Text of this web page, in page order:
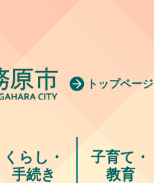
トップページ
くらし・
手続き
子育て・
教育